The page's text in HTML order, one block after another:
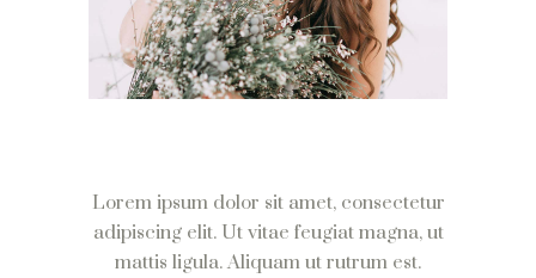
Lorem ipsum dolor sit amet, consectetur
adipiscing elit. Ut vitae feugiat magna, ut
mattis ligula. Aliquam ut rutrum est.